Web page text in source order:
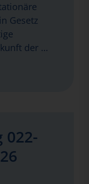
Gesetz
der …
022-